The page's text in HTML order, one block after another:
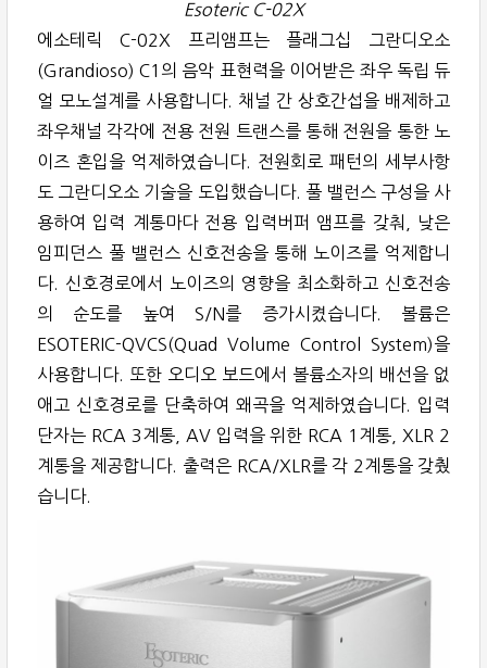
Esoteric C-02X
에소테릭 C-02X 프리앰프는 플래그십 그란디오소
(Grandioso) C1의 음악 표현력을 이어받은 좌우 독립 듀
얼 모노설계를 사용합니다. 채널 간 상호간섭을 배제하고
좌우채널 각각에 전용 전원 트랜스를 통해 전원을 통한 노
이즈 혼입을 억제하였습니다. 전원회로 패턴의 세부사항
도 그란디오소 기술을 도입했습니다. 풀 밸런스 구성을 사
용하여 입력 계통마다 전용 입력버퍼 앰프를 갖춰, 낮은
임피던스 풀 밸런스 신호전송을 통해 노이즈를 억제합니
다. 신호경로에서 노이즈의 영향을 최소화하고 신호전송
의 순도를 높여 S/N를 증가시켰습니다. 볼륨은
ESOTERIC-QVCS(Quad Volume Control System)을
사용합니다. 또한 오디오 보드에서 볼륨소자의 배선을 없
애고 신호경로를 단축하여 왜곡을 억제하였습니다. 입력
단자는 RCA 3계통, AV 입력을 위한 RCA 1계통, XLR 2
계통을 제공합니다. 출력은 RCA/XLR를 각 2계통을 갖췄
습니다.